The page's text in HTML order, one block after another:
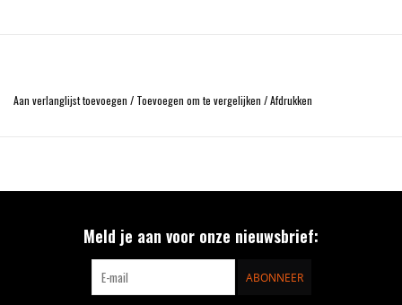
Aan verlanglijst toevoegen / Toevoegen om te vergelijken /Afdrukken
Meld je aan voor onze nieuwsbrief:
ABONNEER